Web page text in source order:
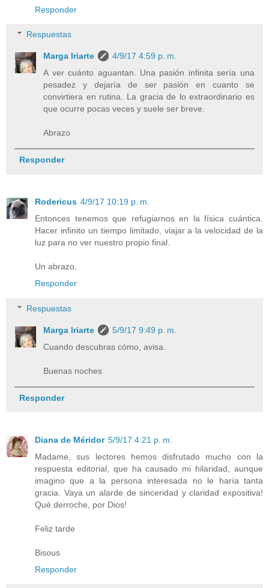
Responder
Respuestas
Marga Iriarte
4/9/17 4:59 p. m.
A ver cuánto aguantan. Una pasión infinita sería una
pesadez y dejaría de ser pasión en cuanto se
convirtiera en rutina. La gracia de lo extraordinario es
que ocurre pocas veces y suele ser breve.
Abrazo
Responder
Rodericus 4/9/17 10:19 p. m.
Entonces tenemos que refugiarnos en la física cuántica.
Hacer infinito un tiempo limitado, viajar a la velocidad de la
luz para no ver nuestro propio final.
Un abrazo.
Responder
Respuestas
Marga Iriarte
5/9/17 9:49 p. m.
Cuando descubras cómo, avisa.
Buenas noches
Responder
Diana de Méridor 5/9/17 4:21 p. m.
Madame, sus lectores hemos disfrutado mucho con la
respuesta editorial, que ha causado mi hilaridad, aunque
imagino que a la persona interesada no le haría tanta
gracia. Vaya un alarde de sinceridad y claridad expositiva!
Qué derroche, por Dios!
Feliz tarde
Bisous
Responder